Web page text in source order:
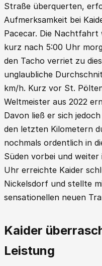
Straße überquerten,
Aufmerksamkeit bei
Pacecar. Die Nachtfahrt
kurz nach 5:00 Uhr
den Tacho verriet zu
unglaubliche
km/h. Kurz vor St.
Weltmeister aus 2022
Davon ließ er sich
den letzten Kilometern
nochmals ordentlich in
Süden vorbei und weiter
Uhr erreichte Kaider
Nickelsdorf und stellte
sensationellen neuen
Kaider
Leistung